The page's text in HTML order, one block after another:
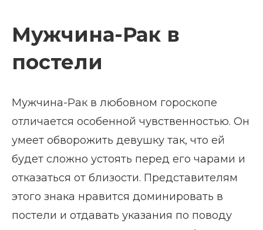
Мужчина-Рак в
постели
Мужчина-Рак в любовном гороскопе
отличается особенной чувственностью. Он
умеет обворожить девушку так, что ей
будет сложно устоять перед его чарами и
отказаться от близости. Представителям
этого знака нравится доминировать в
постели и отдавать указания по поводу